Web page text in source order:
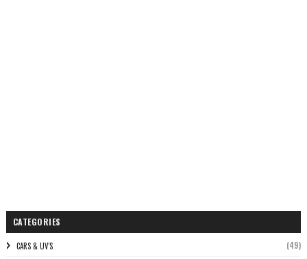
CATEGORIES
CARS & UV'S (49)